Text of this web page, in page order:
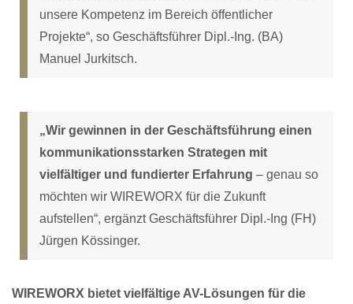
unsere Kompetenz im Bereich öffentlicher
Projekte“, so Geschäftsführer Dipl.-Ing. (BA)
Manuel Jurkitsch.
„Wir gewinnen in der Geschäftsführung einen
kommunikationsstarken Strategen mit
vielfältiger und fundierter Erfahrung – genau so
möchten wir WIREWORX für die Zukunft
aufstellen“, ergänzt Geschäftsführer Dipl.-Ing (FH)
Jürgen Kössinger.
WIREWORX bietet vielfältige AV-Lösungen für die